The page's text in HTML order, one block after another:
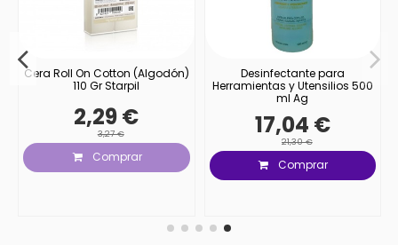
Cera Roll On Cotton (Algodón)
110 Gr Starpil
2,29 €
3,27 €
Comprar
Desinfectante para
Herramientas y Utensilios 500
ml Ag
17,04 €
21,30 €
Comprar